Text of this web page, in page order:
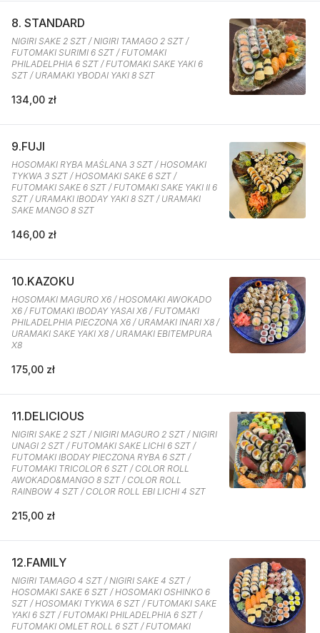
8. STANDARD
NIGIRI SAKE 2 SZT / NIGIRI TAMAGO 2 SZT /
FUTOMAKI SURIMI 6 SZT / FUTOMAKI
PHILADELPHIA 6 SZT / FUTOMAKI SAKE YAKI 6
SZT / URAMAKI YBODAI YAKI 8 SZT
134,00 zł
9.FUJI
HOSOMAKI RYBA MAŚLANA 3 SZT / HOSOMAKI
TYKWA 3 SZT / HOSOMAKI SAKE 6 SZT /
FUTOMAKI SAKE 6 SZT / FUTOMAKI SAKE YAKI II 6
SZT / URAMAKI IBODAY YAKI 8 SZT / URAMAKI
SAKE MANGO 8 SZT
146,00 zł
10.KAZOKU
HOSOMAKI MAGURO X6 / HOSOMAKI AWOKADO
X6 / FUTOMAKI IBODAY YASAI X6 / FUTOMAKI
PHILADELPHIA PIECZONA X6 / URAMAKI INARI X8 /
URAMAKI SAKE YAKI X8 / URAMAKI EBITEMPURA
X8
175,00 zł
11.DELICIOUS
NIGIRI SAKE 2 SZT / NIGIRI MAGURO 2 SZT / NIGIRI
UNAGI 2 SZT / FUTOMAKI SAKE LICHI 6 SZT /
FUTOMAKI IBODAY PIECZONA RYBA 6 SZT /
FUTOMAKI TRICOLOR 6 SZT / COLOR ROLL
AWOKADO&MANGO 8 SZT / COLOR ROLL
RAINBOW 4 SZT / COLOR ROLL EBI LICHI 4 SZT
215,00 zł
12.FAMILY
NIGIRI TAMAGO 4 SZT / NIGIRI SAKE 4 SZT /
HOSOMAKI SAKE 6 SZT / HOSOMAKI OSHINKO 6
SZT / HOSOMAKI TYKWA 6 SZT / FUTOMAKI SAKE
YAKI 6 SZT / FUTOMAKI PHILADELPHIA 6 SZT /
FUTOMAKI OMLET ROLL 6 SZT / FUTOMAKI